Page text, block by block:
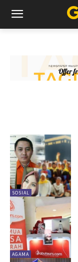
SOSIAL
AGAMA